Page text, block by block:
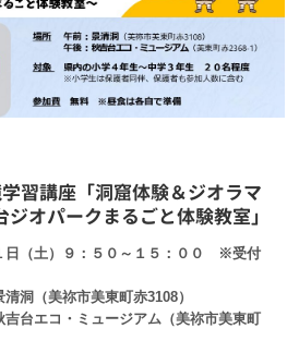
学習講座「洞窟体験＆ジオラマ
オパークまるごと体験教室」
日（土）９：５０～１５：００ ※受付
洞（美祢市美東町赤3108）
コ・ミュージアム（美祢市美東町